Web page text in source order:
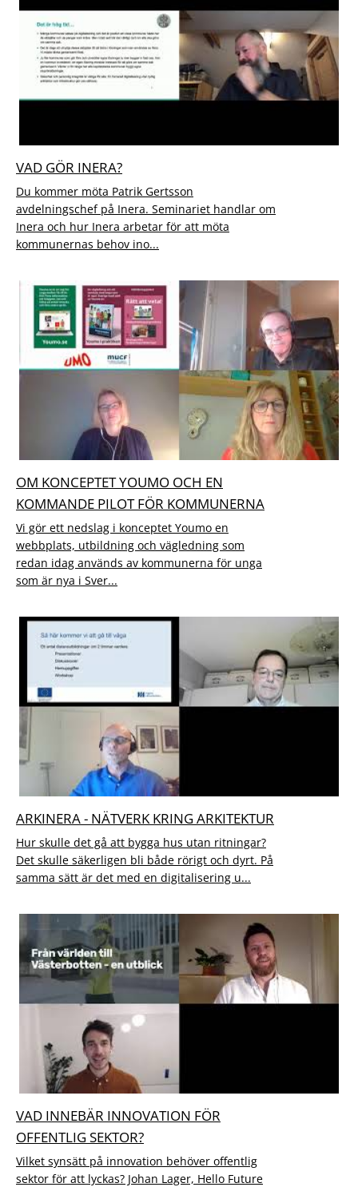
VAD GÖR INERA?
Du kommer möta Patrik Gertsson
avdelningschef på Inera. Seminariet handlar om
Inera och hur Inera arbetar för att möta
kommunernas behov ino...
OM KONCEPTET YOUMO OCH EN
KOMMANDE PILOT FÖR KOMMUNERNA
Vi gör ett nedslag i konceptet Youmo en
webbplats, utbildning och vägledning som
redan idag används av kommunerna för unga
som är nya i Sver...
ARKINERA - NÄTVERK KRING ARKITEKTUR
Hur skulle det gå att bygga hus utan ritningar?
Det skulle säkerligen bli både rörigt och dyrt. På
samma sätt är det med en digitalisering u...
VAD INNEBÄR INNOVATION FÖR
OFFENTLIG SEKTOR?
Vilket synsätt på innovation behöver offentlig
sektor för att lyckas? Johan Lager, Hello Future